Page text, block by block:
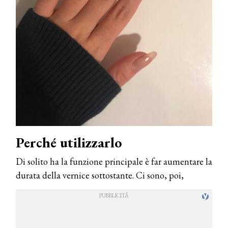
Perché utilizzarlo
Di solito ha la funzione principale è far aumentare la
durata della vernice sottostante. Ci sono, poi,